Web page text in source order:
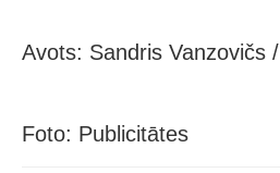
Avots: Sandris Vanzovičs /
Foto: Publicitātes